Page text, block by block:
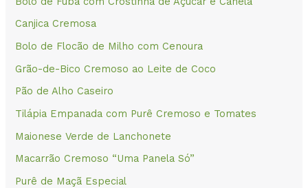
Canjica Cremosa
Bolo de Flocão de Milho com Cenoura
Grão-de-Bico Cremoso ao Leite de Coco
Pão de Alho Caseiro
Tilápia Empanada com Purê Cremoso e Tomates
Maionese Verde de Lanchonete
Macarrão Cremoso “Uma Panela Só”
Purê de Maçã Especial